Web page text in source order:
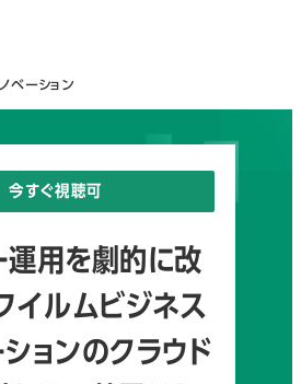
ベーション
今すぐ視聴可
運用を劇的に改
イルムビジネス
ョンのクラウド